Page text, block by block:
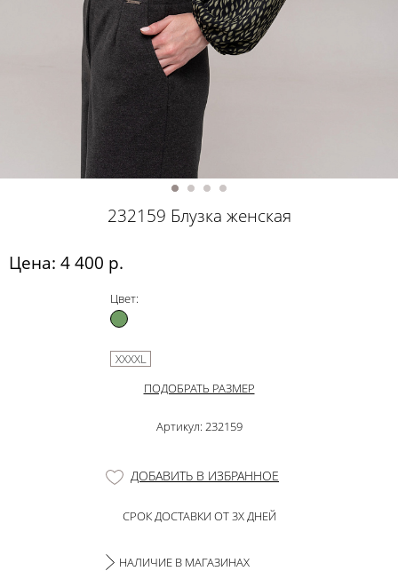
232159 Блузка женская
Цена: 4 400 р.
Цвет:
XXXXL
ПОДОБРАТЬ РАЗМЕР
Артикул: 232159
ДОБАВИТЬ В ИЗБРАННОЕ
СРОК ДОСТАВКИ ОТ 3Х ДНЕЙ
НАЛИЧИЕ В МАГАЗИНАХ